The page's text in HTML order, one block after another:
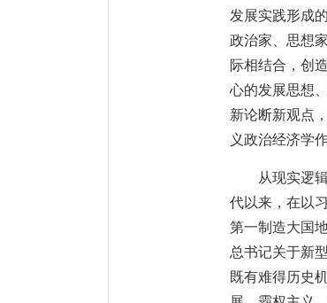
发展实践形成
政治家、思想
际相结合，创
心的发展思想
新论断新观点
义政治经济学
从现实逻
代以来，在以
第一制造大国
总书记关于新
既有难得历史